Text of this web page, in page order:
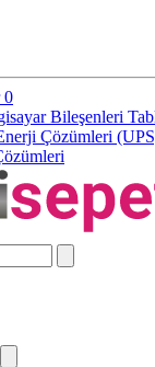
0
Bileşenleri
Çözümleri